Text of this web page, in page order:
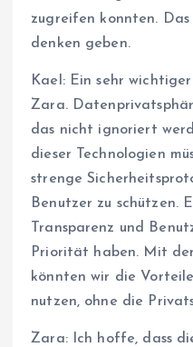
zugreifen konnten.
denken geben.
Kael: Ein sehr
Zara.
das nicht ignoriert
dieser Technologien
strenge
Benutzer zu schützen.
Transparenz und
Priorität haben. Mit
könnten wir die
nutzen, ohne die
Zara: Ich hoffe, dass